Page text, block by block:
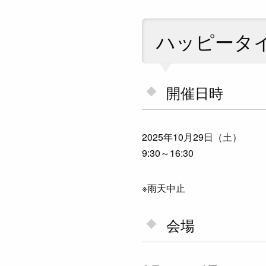
ハッピータ
開催日時
2025年10月29日（土）
9:30～16:30
※雨天中止
会場